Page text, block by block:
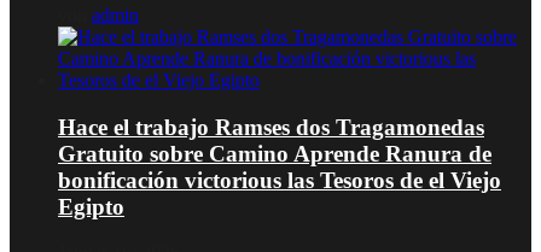
admin
Hace el trabajo Ramses dos Tragamonedas
Gratuito sobre Camino Aprende Ranura de
bonificación victorious las Tesoros de el Viejo
Egipto